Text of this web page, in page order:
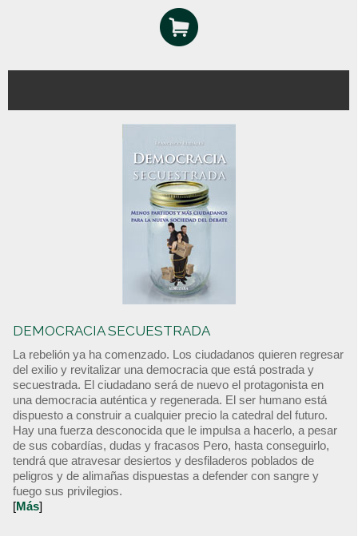
DEMOCRACIA SECUESTRADA
La rebelión ya ha comenzado. Los ciudadanos quieren regresar
del exilio y revitalizar una democracia que está postrada y
secuestrada. El ciudadano será de nuevo el protagonista en
una democracia auténtica y regenerada. El ser humano está
dispuesto a construir a cualquier precio la catedral del futuro.
Hay una fuerza desconocida que le impulsa a hacerlo, a pesar
de sus cobardías, dudas y fracasos Pero, hasta conseguirlo,
tendrá que atravesar desiertos y desfiladeros poblados de
peligros y de alimañas dispuestas a defender con sangre y
fuego sus privilegios.
[Más]